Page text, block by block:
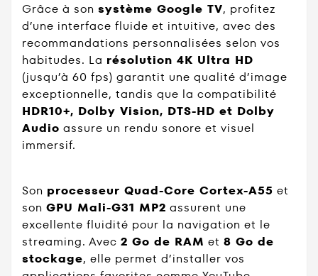
Grâce à son système Google TV, profitez
d’une interface fluide et intuitive, avec des
recommandations personnalisées selon vos
habitudes. La résolution 4K Ultra HD
(jusqu’à 60 fps) garantit une qualité d’image
exceptionnelle, tandis que la compatibilité
HDR10+, Dolby Vision, DTS-HD et Dolby
Audio assure un rendu sonore et visuel
immersif.
Son processeur Quad-Core Cortex-A55 et
son GPU Mali-G31 MP2 assurent une
excellente fluidité pour la navigation et le
streaming. Avec 2 Go de RAM et 8 Go de
stockage, elle permet d’installer vos